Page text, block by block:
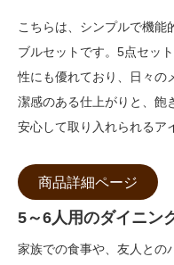
こちらは、シンプルで機能
ブルセットです。5点セッ
性にも優れており、日々の
潔感のある仕上がりと、飽
安心して取り入れられるア
商品詳細ページ
5～6人用のダイニン
家族での食事や、友人との